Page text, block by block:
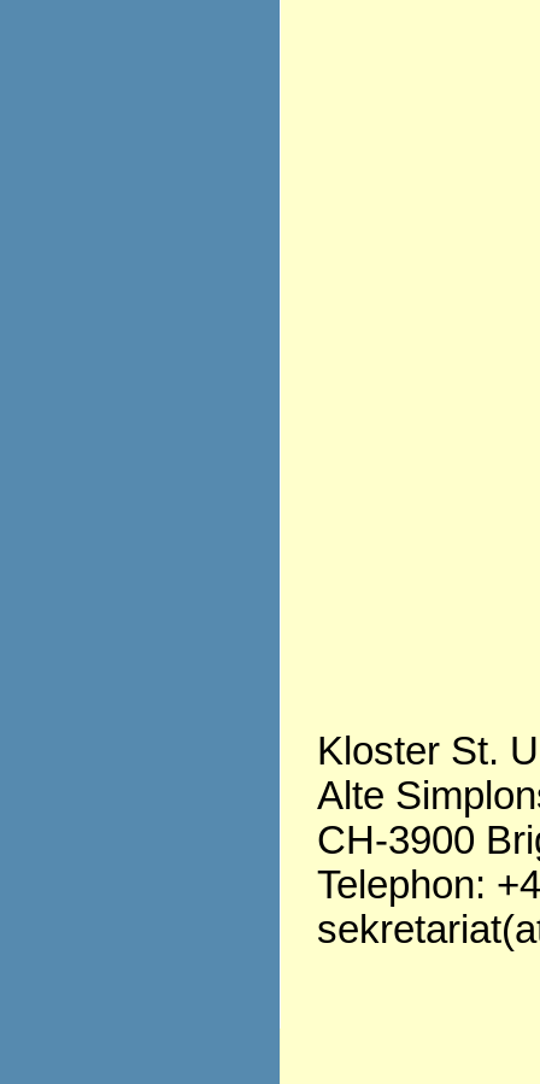
Kloster St.
Alte
CH-3900
Telephon: